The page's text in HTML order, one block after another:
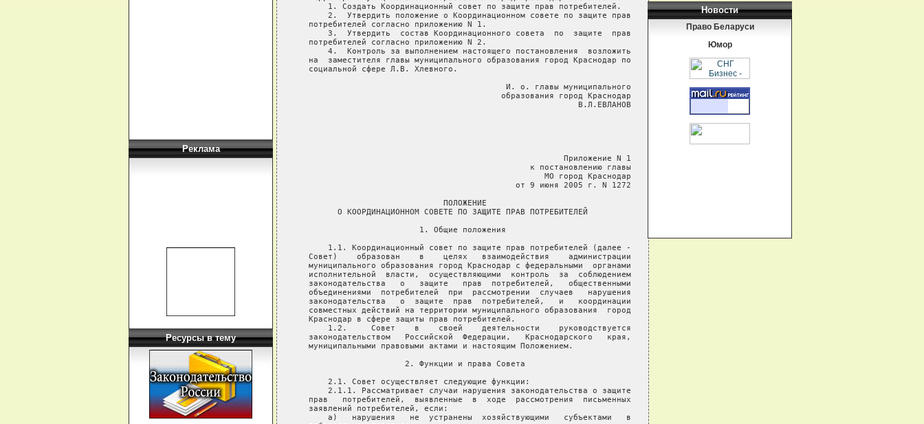
Реклама
Ресурсы в тему
Новости
Право Беларуси
Юмор